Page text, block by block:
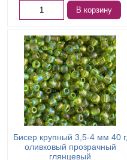
В корзину
Бисер крупный 3,5-4 мм 40 г,
оливковый прозрачный
глянцевый